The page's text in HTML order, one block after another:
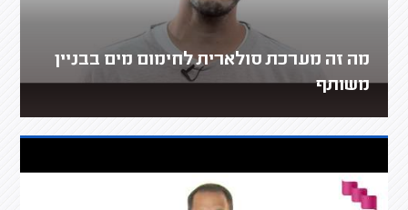
מה זה מערכת סולארית לחימום מים בבניין
משותף